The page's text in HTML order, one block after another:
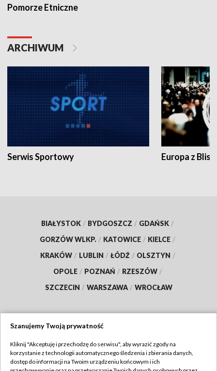
Pomorze Etniczne
ARCHIWUM
Serwis Sportowy Europa z
BIAŁYSTOK / BYDGOSZCZ / GDAŃSK /
GORZÓW WLKP. / KATOWICE / KIELCE /
KRAKÓW / LUBLIN / ŁÓDŹ / OLSZTYN /
OPOLE / POZNAŃ / RZESZÓW /
SZCZECIN / WARSZAWA / WROCŁAW
TVP
Szanujemy Twoją prywatność
Kliknij "Akceptuję i przechodzę do serwisu", aby wyrazić zgody na
korzystanie z technologii automatycznego śledzenia i zbierania danych,
dostęp do informacji na Twoim urządzeniu końcowym i ich